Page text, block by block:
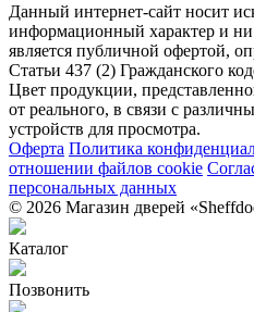
Данный интернет-сайт носит
информационный характер и
является публичной офертой,
Статьи 437 (2) Гражданского
Цвет продукции,
от реального, в связи с
устройств для просмотра.
Оферта Политика
отношении файлов cookie
персональных данных
© 2026 Магазин дверей
Каталог
Позвонить